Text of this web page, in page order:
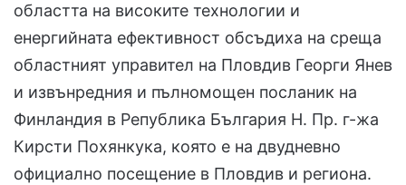
областта на високите технологии и
енергийната ефективност обсъдиха на среща
областният управител на Пловдив Георги Янев
и извънредния и пълномощен посланик на
Финландия в Република България Н. Пр. г-жа
Кирсти Похянкука, която е на двудневно
официално посещение в Пловдив и региона.